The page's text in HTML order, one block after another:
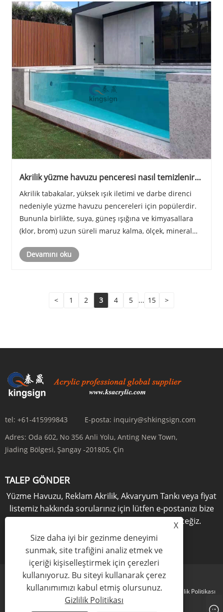
Akrilik yüzme havuzu penceresi nasıl temizlenir
Akrilik tabakalar, yüksek ışık iletimi ve darbe direnci
nedeniyle yüzme havuzu pencereleri için popülerdir.
Bununla birlikte, suya, güneş ışığına ve kimyasallara
(klor, brom) uzun süreli maruz kalma, ölçek, mineral
birikmesine neden olabil......
Devamını oku
< 1 2 3 4 5 ... 15 >
tel: +61-415999843 E-posta: inquiry@shkingsign.com
Adres: Oda 602, No 356 Anli Yolu, Anting New Town,
Jiading Bölgesi, Şangay -201805, Çin
TALEP GÖNDER
Yüzme Havuzu, Reklam Akrilik, Akvaryum Tankı veya fiyat
listemiz hakkında sorularınız için lütfen e-postanızı bize
bırakın, 24 saat içinde sizinle iletişime geçeceğiz.
ŞİMDİ SORUŞTUR
Links Sitemap RSS XML Gizlilik Politikası
X
Size daha iyi bir gezinme deneyimi
sunmak, site trafiğini analiz etmek ve
içeriği kişiselleştirmek için çerezleri
kullanıyoruz. Bu siteyi kullanarak çerez
kullanımımızı kabul etmiş olursunuz.
Gizlilik Politikası